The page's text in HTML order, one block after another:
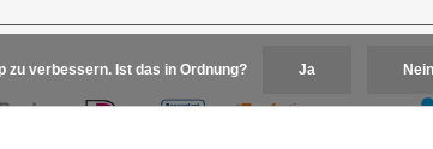
zu verbessern. Ist das in Ordnung? Ja Nein